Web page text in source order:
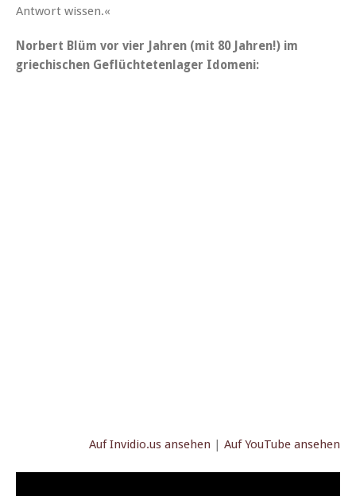
Antwort wissen.«
Nor­bert Blüm vor vier Jahren (mit 80 Jahren!) im
griechis­chen Geflüchteten­lager Idomeni:
Auf Invidio.us anse­hen | Auf YouTube ansehen